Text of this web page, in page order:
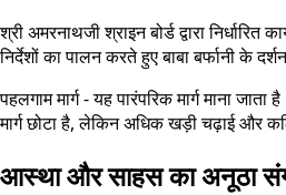
श्री अमरनाथजी श्राइन बोर्ड द्वारा
निर्देशों का पालन करते हुए बाबा बर्फानी के
पहलगाम मार्ग - यह पारंपरिक मार्ग माना
मार्ग छोटा है, लेकिन अधिक खड़ी चढ़ाई और
आस्था और साहस का अनूठा